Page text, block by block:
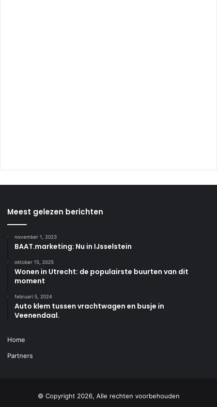
Meest gelezen berichten
november 1, 2023
BAAT.marketing: Nu in IJsselstein
oktober 15, 2025
Wonen in Utrecht: de populairste buurten van dit
moment
februari 5, 2024
Auto klem tussen vrachtwagen en busje in
Veenendaal.
Home
Partners
© Copyright 2026, Alle rechten voorbehouden